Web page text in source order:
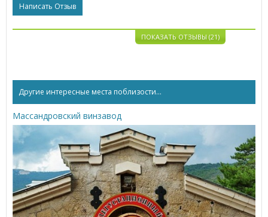
Написать Отзыв
ПОКАЗАТЬ ОТЗЫВЫ (21)
Другие интересные места поблизости...
Массандровский винзавод